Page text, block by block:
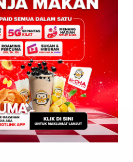
0
13 Februari 2026 – Polis
tempatan yang disyaki terlibat
penemuan beberapa bahagian